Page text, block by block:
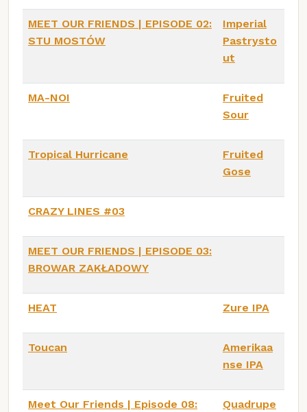
MEET OUR FRIENDS | EPISODE 02:
STU MOSTÓW
Imperial
Pastrysto
ut
MA-NOI
Fruited
Sour
Tropical Hurricane
Fruited
Gose
CRAZY LINES #03
MEET OUR FRIENDS | EPISODE 03:
BROWAR ZAKŁADOWY
HEAT Zure IPA
Toucan
Amerikaa
nse IPA
Meet Our Friends | Episode 08:
Quadrupe